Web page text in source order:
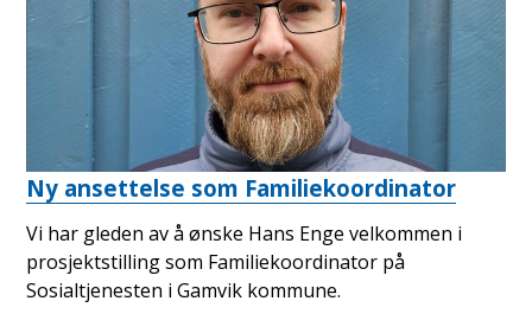
Ny ansettelse som Familiekoordinator
Vi har gleden av å ønske Hans Enge velkommen i
prosjektstilling som Familiekoordinator på
Sosialtjenesten i Gamvik kommune.